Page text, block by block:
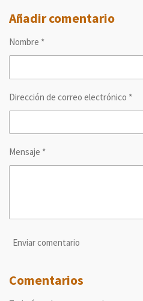
p
a
t
p
a
p
a
p
a
Añadir comentario
Nombre *
Dirección de correo electrónico *
Mensaje *
Enviar comentario
Comentarios